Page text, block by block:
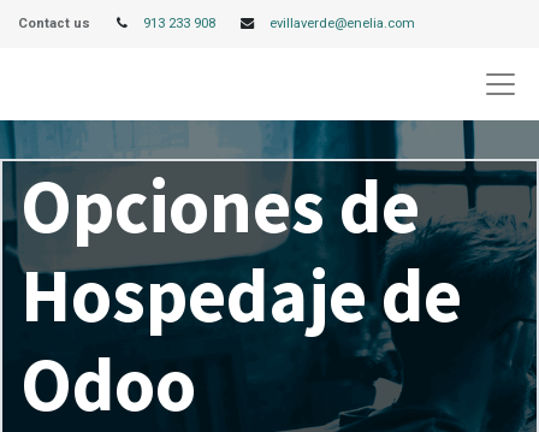
Contact us 913 233 908 evillaverde@enelia.com
Opciones de
Hospedaje de
Odoo